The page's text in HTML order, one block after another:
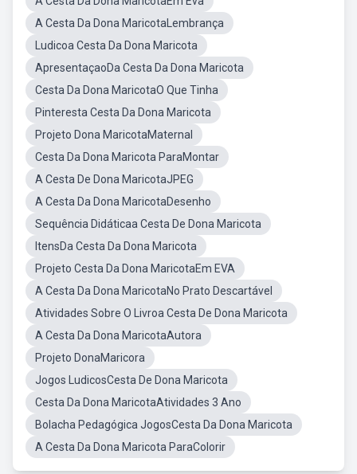
A Cesta Da Dona MaricotaLembrança
Ludicoa Cesta Da Dona Maricota
ApresentaçaoDa Cesta Da Dona Maricota
Cesta Da Dona MaricotaO Que Tinha
Pinteresta Cesta Da Dona Maricota
Projeto Dona MaricotaMaternal
Cesta Da Dona Maricota ParaMontar
A Cesta De Dona MaricotaJPEG
A Cesta Da Dona MaricotaDesenho
Sequência Didáticaa Cesta De Dona Maricota
ItensDa Cesta Da Dona Maricota
Projeto Cesta Da Dona MaricotaEm EVA
A Cesta Da Dona MaricotaNo Prato Descartável
Atividades Sobre O Livroa Cesta De Dona Maricota
A Cesta Da Dona MaricotaAutora
Projeto DonaMaricora
Jogos LudicosCesta De Dona Maricota
Cesta Da Dona MaricotaAtividades 3 Ano
Bolacha Pedagógica JogosCesta Da Dona Maricota
A Cesta Da Dona Maricota ParaColorir